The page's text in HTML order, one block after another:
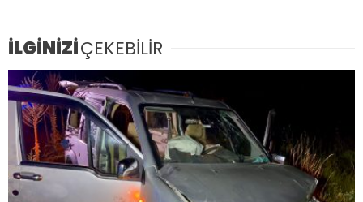
İLGİNİZİÇEKEBİLİR